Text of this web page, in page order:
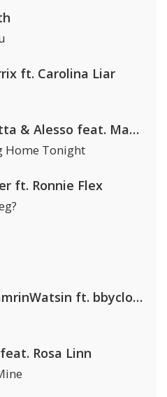
ft. Carolina Liar
David Guetta & Alesso feat. Madison Love
Home Tonight
ft. Ronnie Flex
BL3SS x CamrinWatsin ft. bbyclose
Rosa Linn